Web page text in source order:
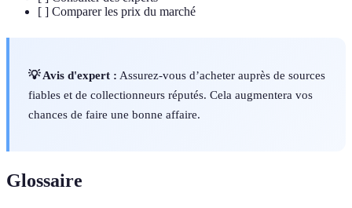
[ ] Comparer les prix du marché
💡 Avis d'expert : Assurez-vous d’acheter auprès de sources
fiables et de collectionneurs réputés. Cela augmentera vos
chances de faire une bonne affaire.
Glossaire